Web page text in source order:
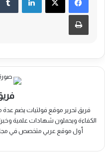
طباعة
فريق تحرير موقع فولتيات يضم
الكفاءة ويحملون شهادات علمية
أول موقع عربي متخصص في مجال